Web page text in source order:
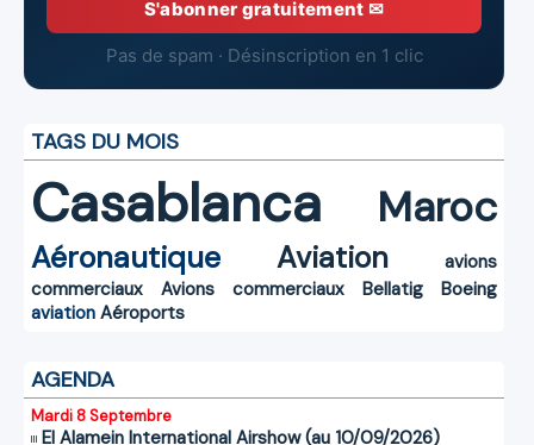
S'abonner gratuitement ✉
Pas de spam · Désinscription en 1 clic
TAGS DU MOIS
Casablanca Maroc
Aéronautique Aviation
avions
commerciaux
Avions commerciaux Bellatig
Boeing
aviation Aéroports
AGENDA
Mardi 8 Septembre
El Alamein International Airshow (au 10/09/2026)